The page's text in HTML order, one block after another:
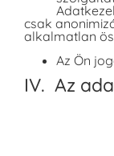
csak
alkalmatlan
Az Ön
IV. Az